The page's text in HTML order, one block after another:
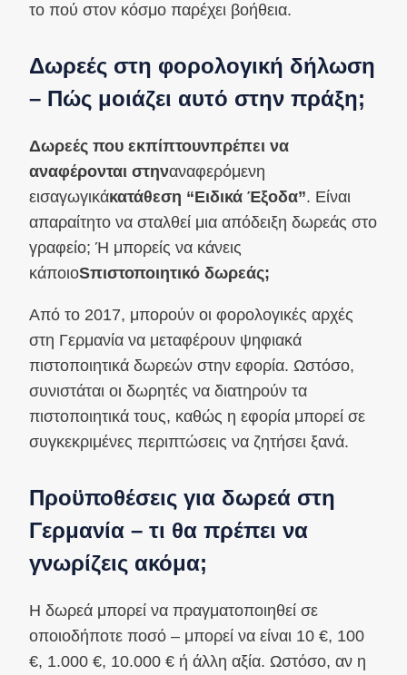
το πού στον κόσμο παρέχει βοήθεια.
Δωρεές στη φορολογική δήλωση
– Πώς μοιάζει αυτό στην πράξη;
Δωρεές που εκπίπτουνπρέπει να
αναφέρονται στηναναφερόμενη
εισαγωγικάκατάθεση “Ειδικά Έξοδα”. Είναι
απαραίτητο να σταλθεί μια απόδειξη δωρεάς στο
γραφείο; Ή μπορείς να κάνεις
κάποιοSπιστοποιητικό δωρεάς;
Από το 2017, μπορούν οι φορολογικές αρχές
στη Γερμανία να μεταφέρουν ψηφιακά
πιστοποιητικά δωρεών στην εφορία. Ωστόσο,
συνιστάται οι δωρητές να διατηρούν τα
πιστοποιητικά τους, καθώς η εφορία μπορεί σε
συγκεκριμένες περιπτώσεις να ζητήσει ξανά.
Προϋποθέσεις για δωρεά στη
Γερμανία – τι θα πρέπει να
γνωρίζεις ακόμα;
Η δωρεά μπορεί να πραγματοποιηθεί σε
οποιοδήποτε ποσό – μπορεί να είναι 10 €, 100
€, 1.000 €, 10.000 € ή άλλη αξία. Ωστόσο, αν η